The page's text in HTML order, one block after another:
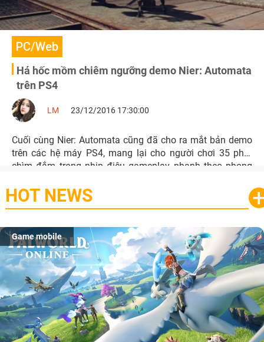
PC/Web
Há hốc mồm chiêm ngưỡng demo Nier: Automata
trên PS4
LM 23/12/2016 17:30:00
Cuối cùng Nier: Automata cũng đã cho ra mắt bản demo
trên các hệ máy PS4, mang lại cho người chơi 35 phút
chìm đắm trong nhịp điệu gameplay nhanh theo phong
HOT NEWS
Game mobile